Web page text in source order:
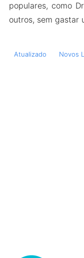
populares, como
outros, sem gastar
Atualizado Novos